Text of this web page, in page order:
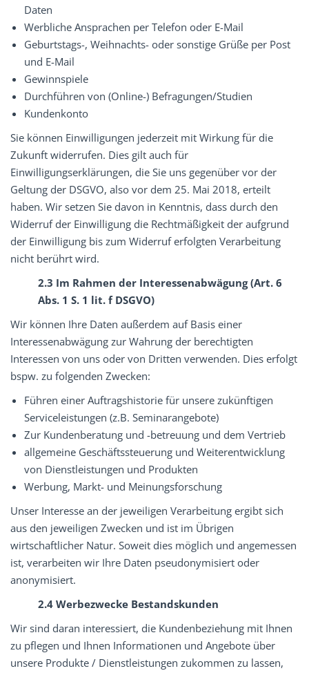
Daten
Werbliche Ansprachen per Telefon oder E-Mail
Geburtstags-, Weihnachts- oder sonstige Grüße per Post
und E-Mail
Gewinnspiele
Durchführen von (Online-) Befragungen/Studien
Kundenkonto
Sie können Einwilligungen jederzeit mit Wirkung für die
Zukunft widerrufen. Dies gilt auch für
Einwilligungserklärungen, die Sie uns gegenüber vor der
Geltung der DSGVO, also vor dem 25. Mai 2018, erteilt
haben. Wir setzen Sie davon in Kenntnis, dass durch den
Widerruf der Einwilligung die Rechtmäßigkeit der aufgrund
der Einwilligung bis zum Widerruf erfolgten Verarbeitung
nicht berührt wird.
2.3 Im Rahmen der Interessenabwägung (Art. 6
Abs. 1 S. 1 lit. f DSGVO)
Wir können Ihre Daten außerdem auf Basis einer
Interessenabwägung zur Wahrung der berechtigten
Interessen von uns oder von Dritten verwenden. Dies erfolgt
bspw. zu folgenden Zwecken:
Führen einer Auftragshistorie für unsere zukünftigen
Serviceleistungen (z.B. Seminarangebote)
Zur Kundenberatung und -betreuung und dem Vertrieb
allgemeine Geschäftssteuerung und Weiterentwicklung
von Dienstleistungen und Produkten
Werbung, Markt- und Meinungsforschung
Unser Interesse an der jeweiligen Verarbeitung ergibt sich
aus den jeweiligen Zwecken und ist im Übrigen
wirtschaftlicher Natur. Soweit dies möglich und angemessen
ist, verarbeiten wir Ihre Daten pseudonymisiert oder
anonymisiert.
2.4 Werbezwecke Bestandskunden
Wir sind daran interessiert, die Kundenbeziehung mit Ihnen
zu pflegen und Ihnen Informationen und Angebote über
unsere Produkte / Dienstleistungen zukommen zu lassen,